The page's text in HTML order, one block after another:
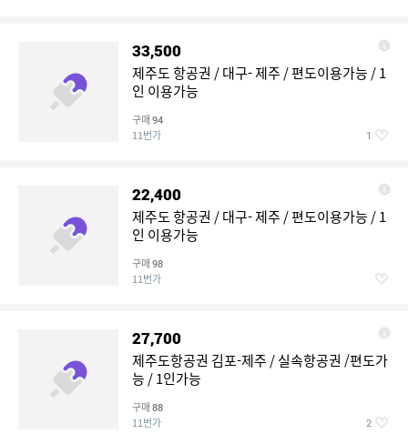
33,500
제주도 항공권 / 대구- 제주 / 편도이용가능 / 1
인 이용가능
구매 94
11번가 1
22,400
제주도 항공권 / 대구- 제주 / 편도이용가능 / 1
인 이용가능
구매 98
11번가
27,700
제주도항공권 김포-제주 / 실속항공권 /편도가
능 / 1인가능
구매 88
11번가 2